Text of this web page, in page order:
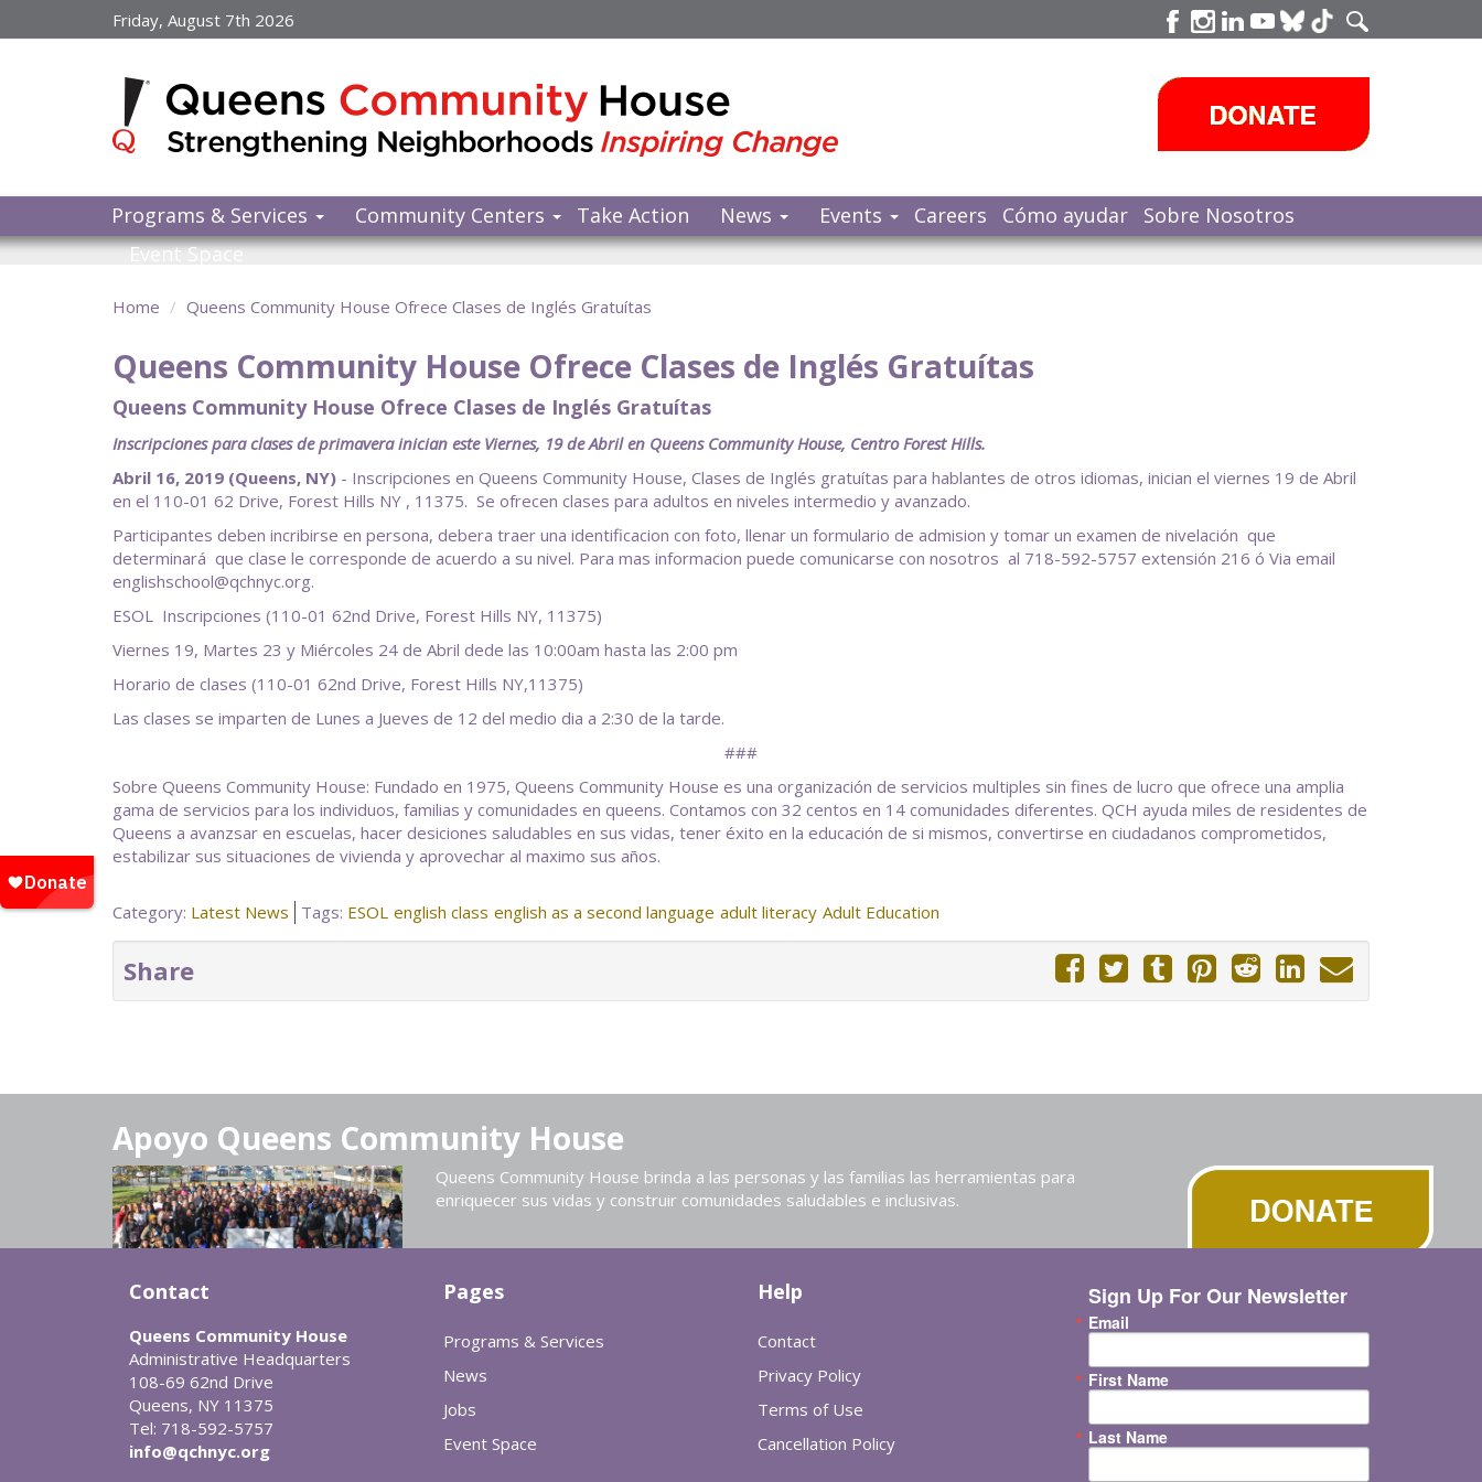
to
Friday, August 7th 2026
Programs & Services Community Centers Take Action News Events Careers Cómo ayudar
Sobre Nosotros
Event Space
Home Queens Community House Ofrece Clases de Inglés Gratuítas
Queens Community House Ofrece Clases de Inglés Gratuítas
Queens Community House Ofrece Clases de Inglés Gratuítas
Inscripciones para clases de primavera inician este Viernes, 19 de Abril en Queens Community House, Centro Forest Hills.
Abril 16, 2019 (Queens, NY) - Inscripciones en Queens Community House, Clases de Inglés gratuítas para hablantes de otros idiomas, inician el viernes 19 de Abril
en el 110-01 62 Drive, Forest Hills NY , 11375. Se ofrecen clases para adultos en niveles intermedio y avanzado.
Participantes deben incribirse en persona, debera traer una identificacion con foto, llenar un formulario de admision y tomar un examen de nivelación que
determinará que clase le corresponde de acuerdo a su nivel. Para mas informacion puede comunicarse con nosotros al 718-592-5757 extensión 216 ó Via email
englishschool@qchnyc.org.
ESOL Inscripciones (110-01 62nd Drive, Forest Hills NY, 11375)
Viernes 19, Martes 23 y Miércoles 24 de Abril dede las 10:00am hasta las 2:00 pm
Horario de clases (110-01 62nd Drive, Forest Hills NY,11375)
Las clases se imparten de Lunes a Jueves de 12 del medio dia a 2:30 de la tarde.
###
Sobre Queens Community House: Fundado en 1975, Queens Community House es una organización de servicios multiples sin fines de lucro que ofrece una amplia
gama de servicios para los individuos, familias y comunidades en queens. Contamos con 32 centos en 14 comunidades diferentes. QCH ayuda miles de residentes de
Queens a avanzsar en escuelas, hacer desiciones saludables en sus vidas, tener éxito en la educación de si mismos, convertirse en ciudadanos comprometidos,
estabilizar sus situaciones de vivienda y aprovechar al maximo sus años.
Category: Latest News Tags: ESOL english class english as a second language adult literacy Adult Education
Share
Apoyo Queens Community House
Queens Community House brinda a las personas y las familias las herramientas para
enriquecer sus vidas y construir comunidades saludables e inclusivas.
Contact
Queens Community House
Administrative Headquarters
108-69 62nd Drive
Queens, NY 11375
Tel: 718-592-5757
info@qchnyc.org
Pages
Programs & Services
News
Jobs
Event Space
Help
Contact
Privacy Policy
Terms of Use
Cancellation Policy
Sign Up For Our Newsletter
Email
First Name
Last Name